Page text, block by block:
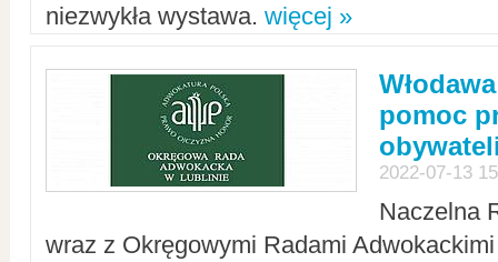
niezwykła wystawa. więcej »
pomoc
2022-07-13
Naczelna
wraz z Okręgowymi Radami Adwokackimi